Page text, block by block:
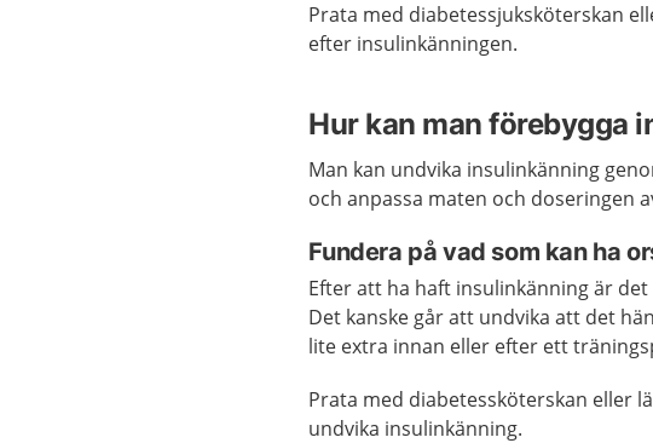
Prata med diabetessjuksköterskan
efter insulinkänningen.
Hur kan man förebygga
Man kan undvika insulinkänning
och anpassa maten och doseringen
Fundera på vad som kan ha
Efter att ha haft insulinkänning är
Det kanske går att undvika att det
lite extra innan eller efter ett
Prata med diabetessköterskan eller
undvika insulinkänning.